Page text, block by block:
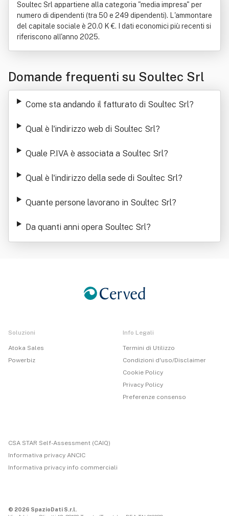
Soultec Srl appartiene alla categoria "media impresa" per
numero di dipendenti (tra 50 e 249 dipendenti). L'ammontare
del capitale sociale è 20.0 K €. I dati economici più recenti si
riferiscono all'anno 2025.
Domande frequenti su Soultec Srl
Come sta andando il fatturato di Soultec Srl?
Qual è l'indirizzo web di Soultec Srl?
Quale P.IVA è associata a Soultec Srl?
Qual è l'indirizzo della sede di Soultec Srl?
Quante persone lavorano in Soultec Srl?
Da quanti anni opera Soultec Srl?
Soluzioni
Atoka Sales
Powerbiz
Info Legali
Termini di Utilizzo
Condizioni d'uso/Disclaimer
Cookie Policy
Privacy Policy
Preferenze consenso
CSA STAR Self-Assessment (CAIQ)
Informativa privacy ANCIC
Informativa privacy info commerciali
© 2026 SpazioDati S.r.l.